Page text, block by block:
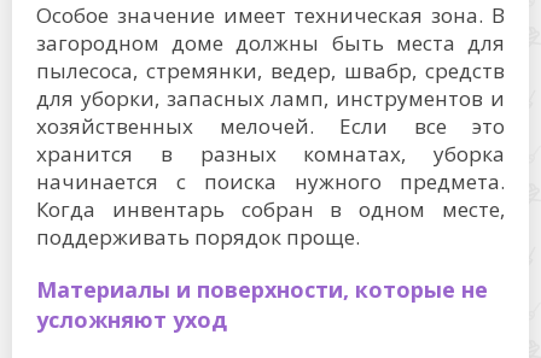
Особое значение имеет техническая зона. В
загородном доме должны быть места для
пылесоса, стремянки, ведер, швабр, средств
для уборки, запасных ламп, инструментов и
хозяйственных мелочей. Если все это
хранится в разных комнатах, уборка
начинается с поиска нужного предмета.
Когда инвентарь собран в одном месте,
поддерживать порядок проще.
Материалы и поверхности, которые не
усложняют уход